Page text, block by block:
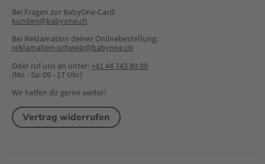
Bei Fragen zur BabyOne-Card:
kunden@babyone.ch
Bei Reklamation deiner Onlinebestellung:
reklamation-schweiz@babyone.ch
Oder ruf uns an unter:+41 44 743 80 09
(Mo - Sa: 09 - 17 Uhr)
Wir helfen dir gerne weiter!
Vertrag widerrufen